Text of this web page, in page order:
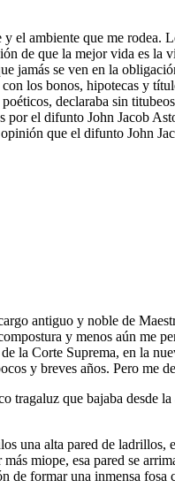
ambiente que me rodea.
de que la mejor vida es la
jamás se ven en la
los bonos, hipotecas y
declaraba sin
el difunto John Jacob
que el difunto John
antiguo y noble de
y menos aún me
la Corte Suprema, en la
y breves años. Pero me
que bajaba desde
una alta pared de ladrillos,
miope, esa pared se
de formar una inmensa fosa